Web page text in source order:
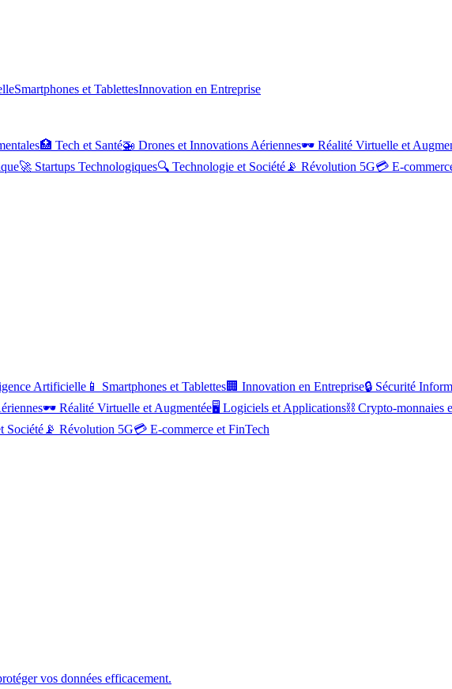
Smartphones et TablettesInnovation en Entreprise
🏥 Tech et Santé🚁 Drones et Innovations Aériennes🕶️ Réalité Virtuelle et
🚀 Startups Technologiques🔍 Technologie et Société 📡 Révolution 5G💳 E-
Artificielle 📱 Smartphones et Tablettes🏢 Innovation en Entreprise🔒 Sécurité
🕶️ Réalité Virtuelle et Augmentée🖥️ Logiciels et Applications⛓️ Crypto-monnaies
Société 📡 Révolution 5G💳 E-commerce et FinTech
vos données efficacement.